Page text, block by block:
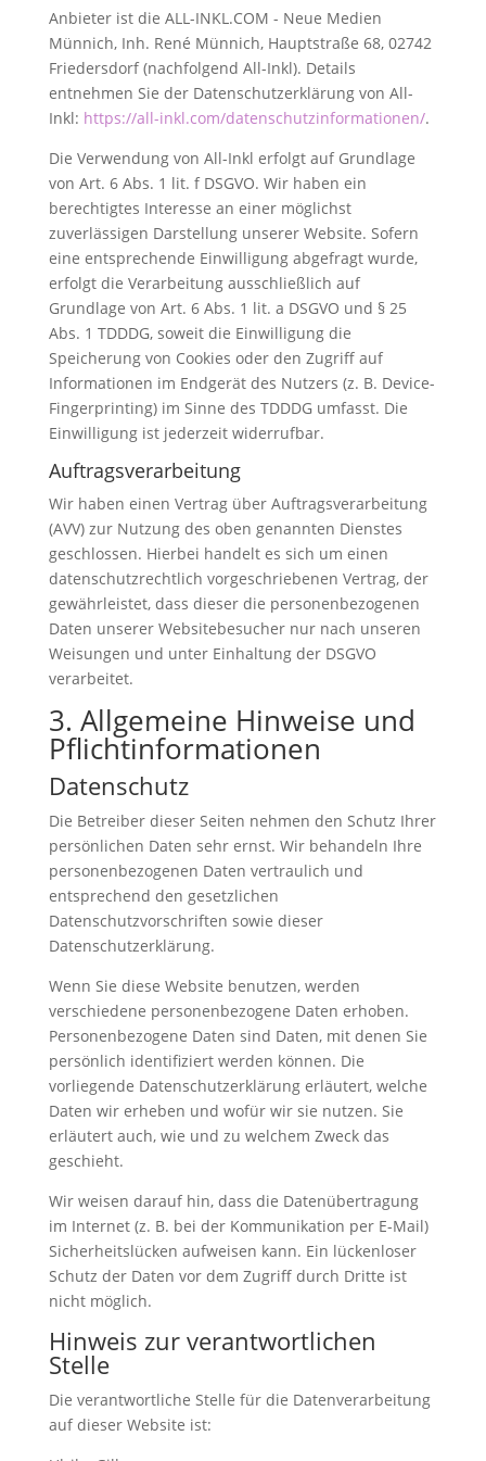
Anbieter ist die ALL-INKL.COM - Neue Medien
Münnich, Inh. René Münnich, Hauptstraße 68, 02742
Friedersdorf (nachfolgend All-Inkl). Details
entnehmen Sie der Datenschutzerklärung von All-
Inkl: https://all-inkl.com/datenschutzinformationen/.
Die Verwendung von All-Inkl erfolgt auf Grundlage
von Art. 6 Abs. 1 lit. f DSGVO. Wir haben ein
berechtigtes Interesse an einer möglichst
zuverlässigen Darstellung unserer Website. Sofern
eine entsprechende Einwilligung abgefragt wurde,
erfolgt die Verarbeitung ausschließlich auf
Grundlage von Art. 6 Abs. 1 lit. a DSGVO und § 25
Abs. 1 TDDDG, soweit die Einwilligung die
Speicherung von Cookies oder den Zugriff auf
Informationen im Endgerät des Nutzers (z. B. Device-
Fingerprinting) im Sinne des TDDDG umfasst. Die
Einwilligung ist jederzeit widerrufbar.
Auftragsverarbeitung
Wir haben einen Vertrag über Auftragsverarbeitung
(AVV) zur Nutzung des oben genannten Dienstes
geschlossen. Hierbei handelt es sich um einen
datenschutzrechtlich vorgeschriebenen Vertrag, der
gewährleistet, dass dieser die personenbezogenen
Daten unserer Websitebesucher nur nach unseren
Weisungen und unter Einhaltung der DSGVO
verarbeitet.
3. Allgemeine Hinweise und
Pflicht­informationen
Datenschutz
Die Betreiber dieser Seiten nehmen den Schutz Ihrer
persönlichen Daten sehr ernst. Wir behandeln Ihre
personenbezogenen Daten vertraulich und
entsprechend den gesetzlichen
Datenschutzvorschriften sowie dieser
Datenschutzerklärung.
Wenn Sie diese Website benutzen, werden
verschiedene personenbezogene Daten erhoben.
Personenbezogene Daten sind Daten, mit denen Sie
persönlich identifiziert werden können. Die
vorliegende Datenschutzerklärung erläutert, welche
Daten wir erheben und wofür wir sie nutzen. Sie
erläutert auch, wie und zu welchem Zweck das
geschieht.
Wir weisen darauf hin, dass die Datenübertragung
im Internet (z. B. bei der Kommunikation per E-Mail)
Sicherheitslücken aufweisen kann. Ein lückenloser
Schutz der Daten vor dem Zugriff durch Dritte ist
nicht möglich.
Hinweis zur verantwortlichen
Stelle
Die verantwortliche Stelle für die Datenverarbeitung
auf dieser Website ist: